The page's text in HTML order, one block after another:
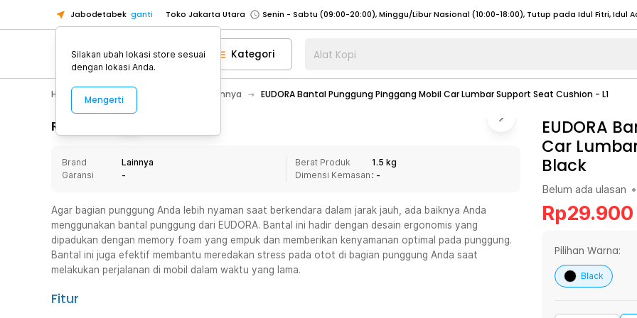
Jabodetabek ganti Toko Jakarta Utara
Toko Tangerang
Toko Cikupa
Pick n Go Jakarta Barat
Senin - Jumat (07:00 - 20:00), Sabtu - Minggu (08:00 - 20:00), Tutup pada Idul Fitri
Pick n Go Bekasi
Senin - Jumat (08:00 - 20:00), Sabtu - Minggu/ Libur Nasional (08:00 - 17:00) Selengkapnya
Senin - Jumat (08:00 - 20:00), Sabtu - Minggu/ Libur Nasional (08:00 - 17:00) Selengkapnya
Senin - Sabtu (09:00-20:00), Minggu/Libur Nasional (12:00-20:00), Tutup pada Idul Fitri
Senin - Sabtu (09:00-20:00), Minggu/Libur Nasional (12:00-20:00), Tutup pada Idul Fitri
Toko Tangerang
Toko Cikupa
Pick n Go Jakarta Barat
Senin - Jumat (07:00 - 20:00), Sabtu - Minggu (08:00 - 20:00), Tutup pada Idul Fitri
Pick n Go Bekasi
Senin - Jumat (08:00 - 20:00), Sabtu - Minggu/ Libur Nasional (08:00 - 17:00) Selengkapnya
Kategori Alat Kopi
Hobby Mobil Aksesoris Mobil Lainnya EUDORA Bantal Punggung Pinggang Mobil Car Lumbar Support Seat Cushion - L1
Rincian Produk
Brand
Lainnya
Garansi
-
Berat Produk
1.5 kg
Dimensi Kemasan : -
Agar bagian punggung Anda lebih nyaman saat berkendara dalam jarak jauh, ada baiknya Anda
menggunakan bantal punggung dari EUDORA. Bantal ini hadir dengan desain ergonomis yang
dipadukan dengan memory foam yang empuk dan memberikan kenyamanan optimal pada punggung.
Bantal ini juga efektif membantu meredakan stress pada otot di bagian punggung Anda saat
melakukan perjalanan di mobil dalam waktu yang lama.
Fitur
EUDORA
Car
Black
Belum ada ulasan •
Rp29.900
Pilihan Warna:
Black
Silakan ubah lokasi store sesuai
dengan lokasi Anda.
Mengerti